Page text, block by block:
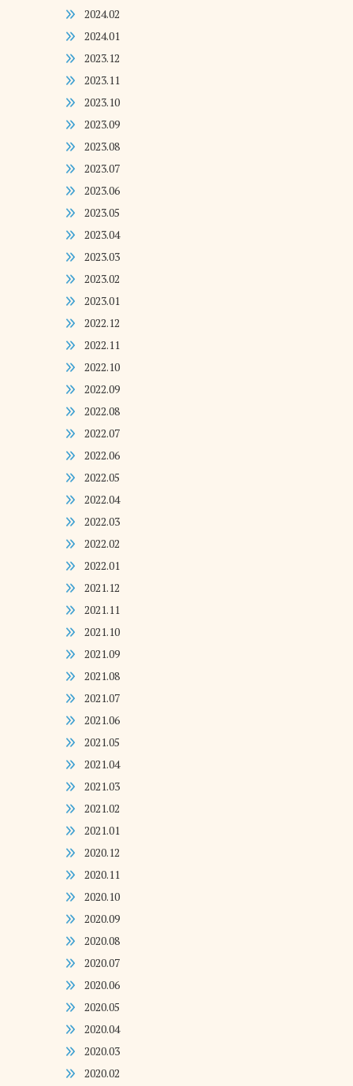
2024.02
2024.01
2023.12
2023.11
2023.10
2023.09
2023.08
2023.07
2023.06
2023.05
2023.04
2023.03
2023.02
2023.01
2022.12
2022.11
2022.10
2022.09
2022.08
2022.07
2022.06
2022.05
2022.04
2022.03
2022.02
2022.01
2021.12
2021.11
2021.10
2021.09
2021.08
2021.07
2021.06
2021.05
2021.04
2021.03
2021.02
2021.01
2020.12
2020.11
2020.10
2020.09
2020.08
2020.07
2020.06
2020.05
2020.04
2020.03
2020.02